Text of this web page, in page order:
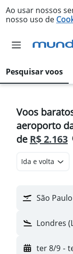
Ao usar nossos
nosso uso de
Pesquisar voos
Voos
aeroporto
de R$ 2.163
Ida e volta
São
Londres
ter 8/9 -